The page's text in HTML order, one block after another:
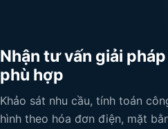
Nhận tư vấn giải
phù hợp
Khảo sát nhu cầu, tính toán
hình theo hóa đơn điện, mặt